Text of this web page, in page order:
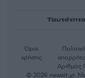
Αριθμός
Όροι
χρήσης
Πολιτική
© 2026 newsit.gr. Με